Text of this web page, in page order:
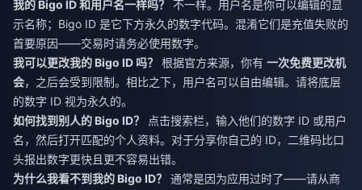
我的 Bigo ID 和用户名一样吗？
不一样。用户名是你可以编辑的显
示名称；Bigo ID 是它下方永久的数字代码。混淆它们是充值失败的
首要原因——交易时请务必使用数字。
我可以更改我的 Bigo ID 吗？
根据官方来源，你有 一次免费更改机
会，之后会受到限制。相比之下，用户名可以自由编辑。请将底层
的数字 ID 视为永久的。
如何找到别人的 Bigo ID？
点击搜索栏，输入他们的数字 ID 或用户
名，然后打开匹配的个人资料。对于分享你自己的 ID，二维码比口
头报出数字更快且更不容易出错。
为什么我看不到我的 Bigo ID？
通常是因为应用过时了——请从商